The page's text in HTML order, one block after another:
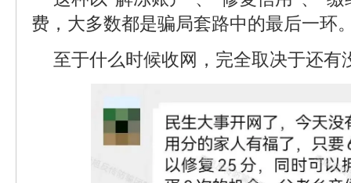
费，大多数都是骗局套路中的最后一环
至于什么时候收网，完全取决于还有